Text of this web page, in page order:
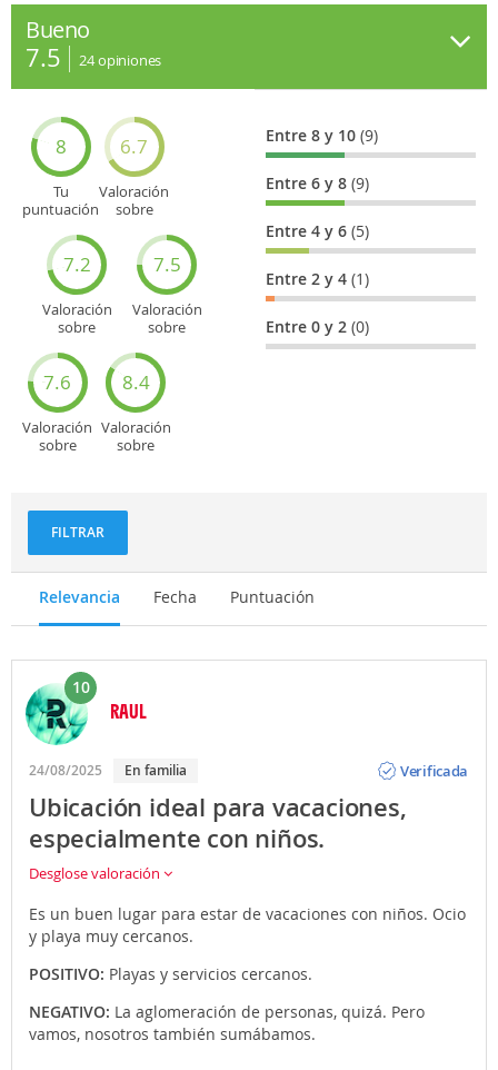
Bueno
7.5 24opiniones
8
Tu
puntuación
6.7
Valoración
sobre
7.2
Valoración
sobre
7.5
Valoración
sobre
turísticos
7.6
Valoración
sobre
8.4
Valoración
sobre
Entre 8 y 10(9)
Entre 6 y 8(9)
Entre 4 y 6(5)
Entre 2 y 4(1)
Entre 0 y 2(0)
FILTRAR
Relevancia Fecha Puntuación
10
RAUL
24/08/2025 En familia
Verificada
Ubicación ideal para vacaciones,
especialmente con niños.
Desglose valoración
Es un buen lugar para estar de vacaciones con niños. Ocio
y playa muy cercanos.
POSITIVO: Playas y servicios cercanos.
NEGATIVO: La aglomeración de personas, quizá. Pero
vamos, nosotros también sumábamos.